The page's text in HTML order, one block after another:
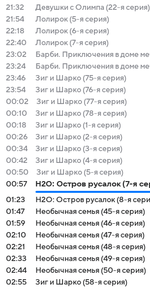
21:32
Девушки с Олимпа (22-я серия)
21:54
Лолирок (5-я серия)
22:18
Лолирок (6-я серия)
22:40
Лолирок (7-я серия)
23:02
Барби. Приключения в доме
23:24
Барби. Приключения в доме
23:46
Зиг и Шарко (75-я серия)
23:54
Зиг и Шарко (76-я серия)
00:02
Зиг и Шарко (77-я серия)
00:10
Зиг и Шарко (78-я серия)
00:18
Зиг и Шарко (1-я серия)
00:26
Зиг и Шарко (2-я серия)
00:34
Зиг и Шарко (3-я серия)
00:42
Зиг и Шарко (4-я серия)
00:50
Зиг и Шарко (5-я серия)
00:57
H2O: Остров русалок (7-я
01:23
H2O: Остров русалок (8-я
01:47
Необычная семья (45-я серия)
01:59
Необычная семья (46-я серия)
02:10
Необычная семья (47-я серия)
02:21
Необычная семья (48-я серия)
02:33
Необычная семья (49-я серия)
02:44
Необычная семья (50-я серия)
02:55
Зиг и Шарко (58-я серия)